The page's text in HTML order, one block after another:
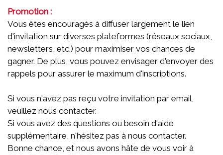
Promotion :
Vous êtes encouragés à diffuser largement le lien
d'invitation sur diverses plateformes (réseaux sociaux,
newsletters, etc.) pour maximiser vos chances de
gagner. De plus, vous pouvez envisager d'envoyer des
rappels pour assurer le maximum d'inscriptions.
Si vous n'avez pas reçu votre invitation par email,
veuillez nous contacter.
Si vous avez des questions ou besoin d'aide
supplémentaire, n'hésitez pas à nous contacter.
Bonne chance, et nous avons hâte de vous voir à